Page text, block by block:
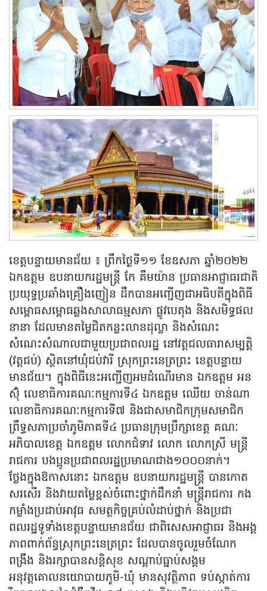
ខេត្តបន្ទាយមានជ័យ ៖ ព្រឹកថ្ងៃទី១១ ខែឧសភា ឆ្នាំ២០២២
ឯកឧត្ដម ឧបនាយករដ្ឋមន្ត្រី កែ គឹមយ៉ាន ប្រធានអាជ្ញាធរជាតិ
ប្រយុទ្ធប្រឆាំងគ្រឿងញៀន ដឹកបានអញ្ជើញជាអធិបតីក្នុងពិធី
សម្ពោធសម្ពោធឆ្លងសាលាធម្មសភា ផ្លូវបេតុង និងសមិទ្ធផល
នានា ដែលមានតម្លៃជិតកន្លះលានដុល្លា និងសំណេះ
សំណេះសំណាលជាមួយប្រជាពលរដ្ឋ នៅវត្តជលធារាសម្បត្តិ
(វត្តជប់) ស្ថិតនៅឃុំជប់វារី ស្រុកព្រះនេត្រព្រះ ខេត្តបន្ទាយ
មានជ័យ។ ក្នុងពិធីនេះអញ្ជើញអមដំណើរមាន ឯកឧត្ដម អន
ស៊ុំ លេខាធិការគណៈកម្មការទី៤ ឯកឧត្ដម ឈើយ ចាន់ណា
លេខាធិការគណៈកម្មការទី៧ និងជាសមាជិកក្រុមសមាជិក
ព្រឹទ្ធសភាប្រចាំភូមិភាគទី៤ ប្រធានក្រុមប្រឹក្សាខេត្ត គណៈ
អភិបាលខេត្ត ឯកឧត្ដម លោកជំទាវ លោក លោកស្រី មន្រ្តី
រាជការ បងប្អូនប្រជាពលរដ្ឋប្រមាណជាង១០០០នាក់។
ថ្លែងក្នុងឱកាសនោះ ឯកឧត្ដម ឧបនាយករដ្ឋមន្ត្រី បានកោត
សរសើរ និងវាយតម្លៃខ្ពស់ចំពោះថ្នាក់ដឹកនាំ មន្រ្តីរាជការ កង
កម្លាំងប្រដាប់អាវុធ សមត្ថកិច្ចគ្រប់លំដាប់ថ្នាក់ និងប្រជា
ពលរដ្ឋទូទាំងខេត្តបន្ទាយមានជ័យ ជាពិសេសអាជ្ញាធរ និងអង្គ
ភាពពាក់ព័ន្ធស្រុកព្រះនេត្រព្រះ ដែលបានចូលរួមចំណែក
ពង្រឹង និងរក្សាបានសន្តិសុខ សណ្តាប់ធ្នាប់សង្គម
អនុវត្តគោលនយោបាយភូមិ-ឃុំ មានសុវត្ថិភាព ទប់ស្កាត់ការ